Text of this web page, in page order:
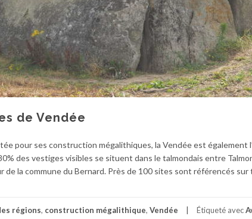
de Vendée
pour ses construction mégalithiques, la Vendée est également
des vestiges visibles se situent dans le talmondais entre
de la commune du Bernard. Près de 100 sites sont référencés
régions, construction mégalithique, Vendée Étiqueté avec